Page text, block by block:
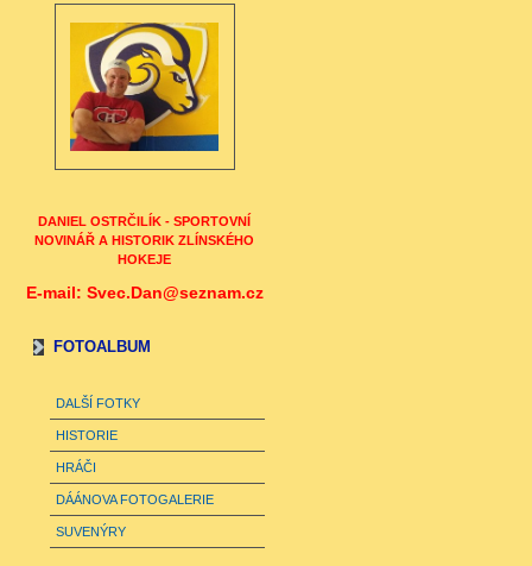
DANIEL OSTRČILÍK - SPORTOVNÍ
NOVINÁŘ A HISTORIK ZLÍNSKÉHO
HOKEJE
E-mail: Svec.Dan@seznam.cz
FOTOALBUM
DALŠÍ FOTKY
HISTORIE
HRÁČI
DÁÁNOVA FOTOGALERIE
SUVENÝRY